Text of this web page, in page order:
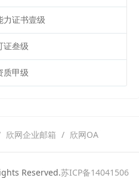
力证书壹级
证叁级
质甲级
欣网企业邮箱 欣网OA
Reserved.苏ICP备14041506